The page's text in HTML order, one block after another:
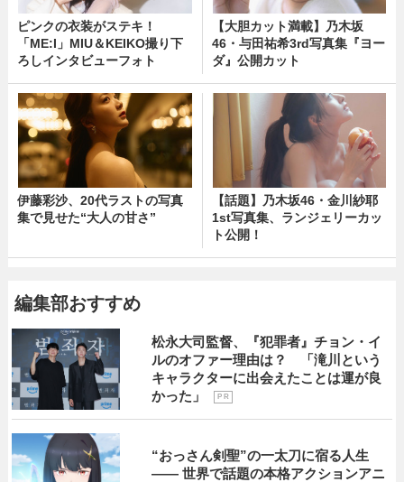
ピンクの衣装がステキ！
「ME:I」MIU＆KEIKO撮り下
ろしインタビューフォト
【大胆カット満載】乃木坂
46・与田祐希3rd写真集『ヨー
ダ』公開カット
伊藤彩沙、20代ラストの写真
集で見せた“大人の甘さ”
【話題】乃木坂46・金川紗耶
1st写真集、ランジェリーカッ
ト公開！
編集部おすすめ
松永大司監督、『犯罪者』チョン・イ
ルのオファー理由は？ 「滝川という
キャラクターに出会えたことは運が良
かった」
P R
“おっさん剣聖”の一太刀に宿る人生
―― 世界で話題の本格アクションアニ